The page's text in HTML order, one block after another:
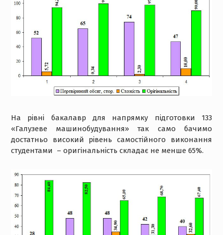
На рівні бакалавр для напрямку підготовки 133
«Галузеве машинобудування» так само бачимо
достатньо високий рівень самостійного виконання
студентами – оригінальність складає не менше 65%.